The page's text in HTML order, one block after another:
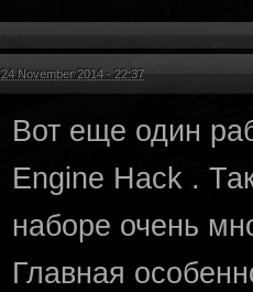
24 November 2014 - 22:37
Вот еще один
Engine Hack .
наборе очень
Главная